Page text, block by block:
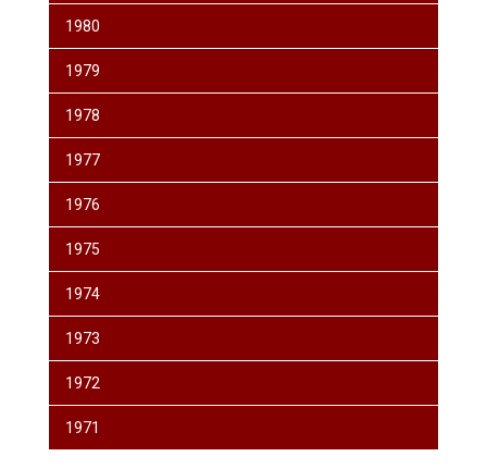
1980
1979
1978
1977
1976
1975
1974
1973
1972
1971